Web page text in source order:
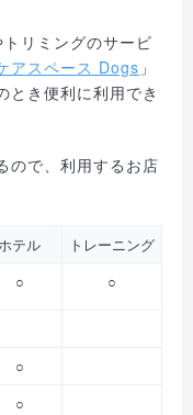
リミングのサービ
アスペース Dogs 」
とき便利に利用でき
ので、利用するお店
ホテル
トレーニング
○ ○
○
○